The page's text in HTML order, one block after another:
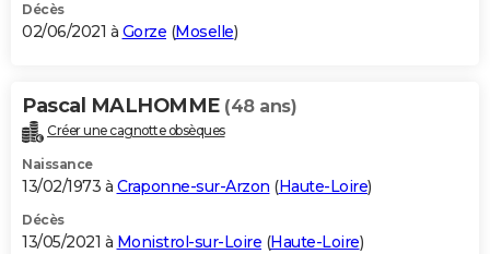
Décès
02/06/2021 à Gorze (Moselle)
Pascal MALHOMME (48 ans)
Créer une cagnotte obsèques
Naissance
13/02/1973 à Craponne-sur-Arzon (Haute-Loire)
Décès
13/05/2021 à Monistrol-sur-Loire (Haute-Loire)